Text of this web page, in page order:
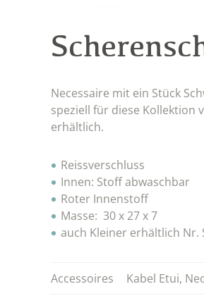
Necessaire mit ein Stück
speziell für diese Kollektion
erhältlich.
Reissverschluss
Innen: Stoff abwaschbar
Roter Innenstoff
Masse: 30 x 27 x 7
auch Kleiner erhältlich Nr.
Accessoires Kabel Etui,